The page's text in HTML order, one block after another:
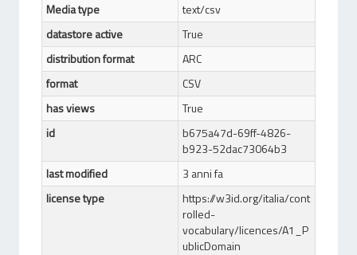
Media type
text/csv
datastore active
True
distribution format
ARC
format
CSV
has views
True
id
b675a47d-69ff-4826-
b923-52dac73064b3
last modified
3 anni fa
license type
https://w3id.org/italia/cont
rolled-
vocabulary/licences/A1_P
ublicDomain